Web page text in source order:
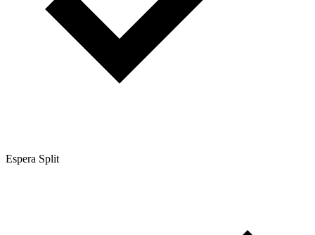
Espera Split